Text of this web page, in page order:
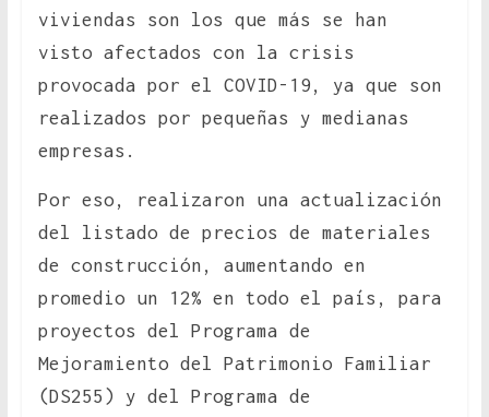
viviendas son los que más se han
visto afectados con la crisis
provocada por el COVID-19, ya que son
realizados por pequeñas y medianas
empresas.
Por eso, realizaron una actualización
del listado de precios de materiales
de construcción, aumentando en
promedio un 12% en todo el país, para
proyectos del Programa de
Mejoramiento del Patrimonio Familiar
(DS255) y del Programa de